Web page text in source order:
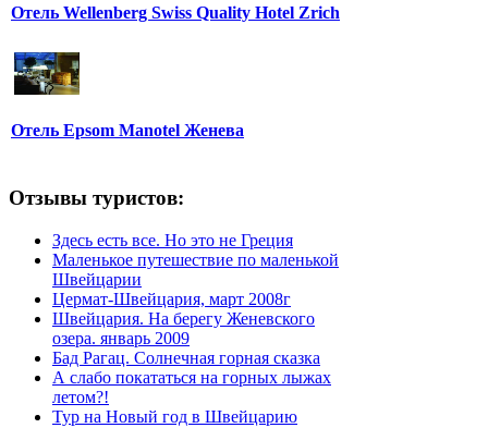
Отель Wellenberg Swiss Quality Hotel Zrich
Отель Epsom Manotel Женева
Отзывы туристов:
Здесь есть все. Но это не Греция
Маленькое путешествие по маленькой
Швейцарии
Цермат-Швейцария, март 2008г
Швейцария. На берегу Женевского
озера. январь 2009
Бад Рагац. Солнечная горная сказка
А слабо покататься на горных лыжах
летом?!
Тур на Новый год в Швейцарию